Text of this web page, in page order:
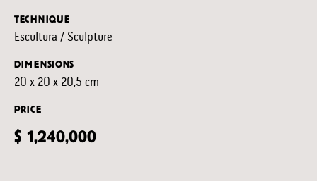
TECHNIQUE
Escultura / Sculpture
DIMENSIONS
20 x 20 x 20,5 cm
PRICE
$ 1,240,000